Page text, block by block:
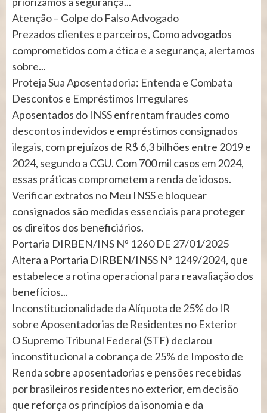
Atenção – Golpe do Falso Advogado
Prezados clientes e parceiros, Como advogados
comprometidos com a ética e a segurança, alertamos
sobre...
Proteja Sua Aposentadoria: Entenda e Combata
Descontos e Empréstimos Irregulares
Aposentados do INSS enfrentam fraudes como
descontos indevidos e empréstimos consignados
ilegais, com prejuízos de R$ 6,3 bilhões entre 2019 e
2024, segundo a CGU. Com 700 mil casos em 2024,
essas práticas comprometem a renda de idosos.
Verificar extratos no Meu INSS e bloquear
consignados são medidas essenciais para proteger
os direitos dos beneficiários.
Portaria DIRBEN/INS Nº 1260 DE 27/01/2025
Altera a Portaria DIRBEN/INSS Nº 1249/2024, que
estabelece a rotina operacional para reavaliação dos
benefícios...
Inconstitucionalidade da Alíquota de 25% do IR
sobre Aposentadorias de Residentes no Exterior
O Supremo Tribunal Federal (STF) declarou
inconstitucional a cobrança de 25% de Imposto de
Renda sobre aposentadorias e pensões recebidas
por brasileiros residentes no exterior, em decisão
que reforça os princípios da isonomia e da